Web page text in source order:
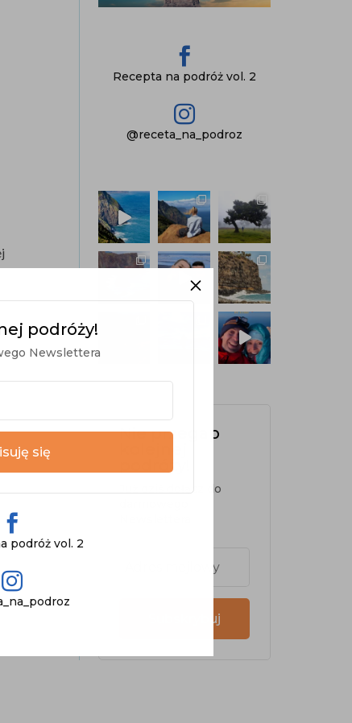
podróży!
Newslettera
się

podróż vol. 2

M

Recepta na podróż vol. 2

@receta_na_podroz
Nie przegap
podróży!
Już dziś dołącz do
Subskrybuj